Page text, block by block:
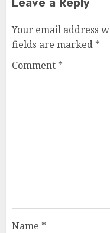
Your email address
fields are marked *
Comment *
Name *